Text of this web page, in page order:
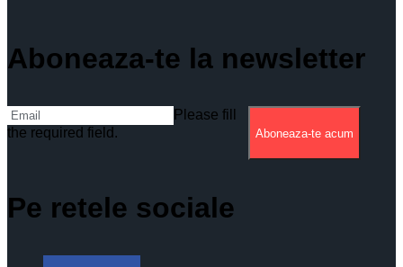
Aboneaza-te la newsletter
Please fill
the required field.
Aboneaza-te acum
Pe retele sociale